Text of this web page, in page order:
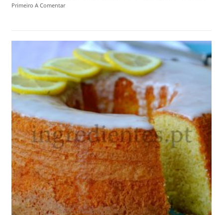
Primeiro A Comentar